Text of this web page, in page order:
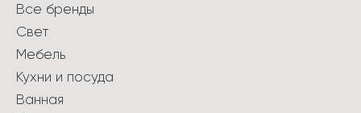
Все бренды
Свет
Мебель
Кухни и посуда
Ванная